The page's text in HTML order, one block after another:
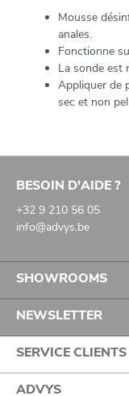
Mousse
anales.
Fonctionne
La sonde est
Appliquer de
sec et non
BESOIN D'AIDE ?
+32 9 210 56 05
info@advys.be
SHOWROOMS
NEWSLETTER
SERVICE CLIENTS
ADVYS